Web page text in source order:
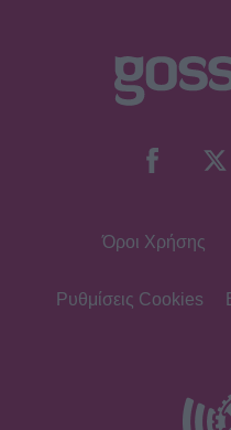
Τζένιφερ Άνιστον: Το
και έχει αλλάξει το σώμα
από την άλλη είμαι και
Όροι Χρήσης
Ρυθμίσεις Cookies